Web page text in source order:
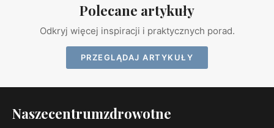
Polecane artykuły
Odkryj więcej inspiracji i praktycznych porad.
PRZEGLĄDAJ ARTYKUŁY
Naszecentrumzdrowotne